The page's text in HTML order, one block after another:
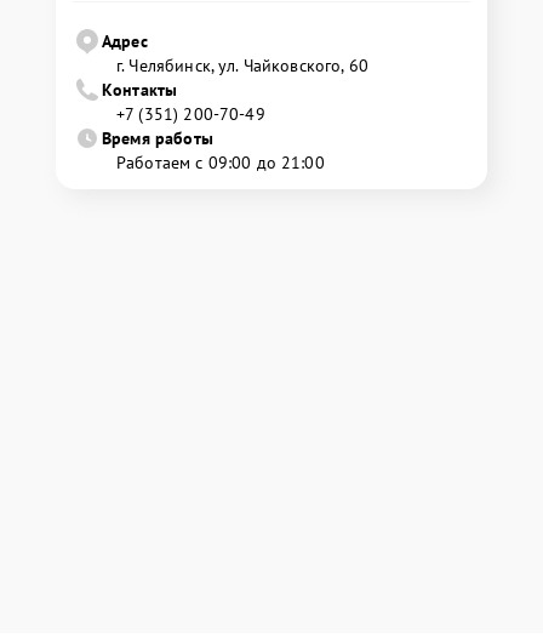
Адрес
г. Челябинск, ул. Чайковского, 60
Контакты
+7 (351) 200-70-49
Время работы
Работаем с 09:00 до 21:00